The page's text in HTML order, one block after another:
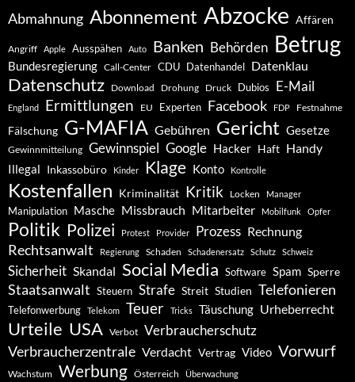
Abmahnung Abonnement Abzocke Affären
Angriff Apple Ausspähen Auto Banken Behörden Betrug
Bundesregierung Call-Center CDU Datenhandel Datenklau
Datenschutz Download Drohung Druck Dubios E-Mail
England Ermittlungen EU Experten Facebook FDP Festnahme
Fälschung G-MAFIA Gebühren Gericht Gesetze
Gewinnmitteilung Gewinnspiel Google Hacker Haft Handy
Illegal Inkassobüro Kinder Klage Konto Kontrolle
Kostenfallen Kriminalität Kritik Locken Manager
Manipulation Masche Missbrauch Mitarbeiter Mobilfunk Opfer
Politik Polizei Protest Provider Prozess Rechnung
Rechtsanwalt Regierung Schaden Schadenersatz Schutz Schweiz
Sicherheit Skandal Social Media Software Spam Sperre
Staatsanwalt Steuern Strafe Streit Studien Telefonieren
Telefonwerbung Telekom Teuer Tricks Täuschung Urheberrecht
Urteile USA Verbot Verbraucherschutz
Verbraucherzentrale Verdacht Vertrag Video Vorwurf
Wachstum Werbung Österreich Überwachung